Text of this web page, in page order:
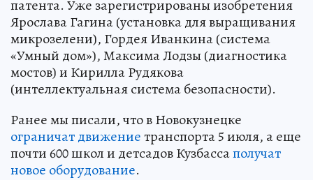
патента. Уже зарегистрированы изобретения
Ярослава Гагина (установка для выращивания
микрозелени), Гордея Иванкина (система
«Умный дом»), Максима Лодзы (диагностика
мостов) и Кирилла Рудякова
(интеллектуальная система безопасности).
Ранее мы писали, что в Новокузнецке
ограничат движениетранспорта 5 июля, а еще
почти 600 школ и детсадов Кузбассаполучат
новое оборудование.